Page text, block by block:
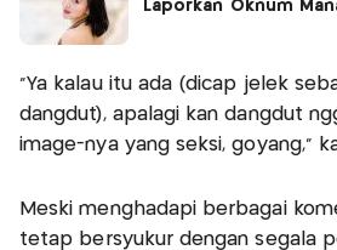
Laporkan Oknum
"Ya kalau itu ada (dicap jelek
dangdut), apalagi kan dangdut
image-nya yang seksi, goyang,"
Meski menghadapi berbagai
tetap bersyukur dengan segala